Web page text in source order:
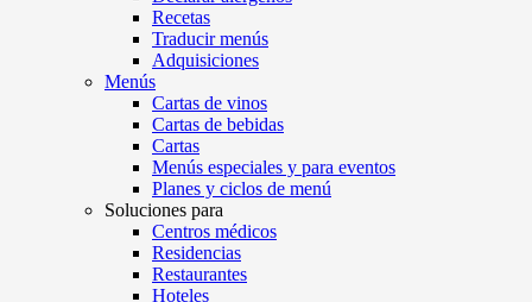
Recetas
Traducir menús
Adquisiciones
Menús
Cartas de vinos
Cartas de bebidas
Cartas
Menús especiales y para eventos
Planes y ciclos de menú
Soluciones para
Centros médicos
Residencias
Restaurantes
Hoteles